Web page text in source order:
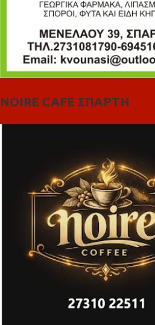
NOIRE CAFE ΣΠΑΡΤΗ